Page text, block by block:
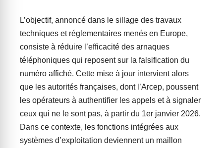
L’objectif, annoncé dans le sillage des travaux
techniques et réglementaires menés en Europe,
consiste à réduire l’efficacité des arnaques
téléphoniques qui reposent sur la falsification du
numéro affiché. Cette mise à jour intervient alors
que les autorités françaises, dont l’Arcep, poussent
les opérateurs à authentifier les appels et à signaler
ceux qui ne le sont pas, à partir du 1er janvier 2026.
Dans ce contexte, les fonctions intégrées aux
systèmes d’exploitation deviennent un maillon